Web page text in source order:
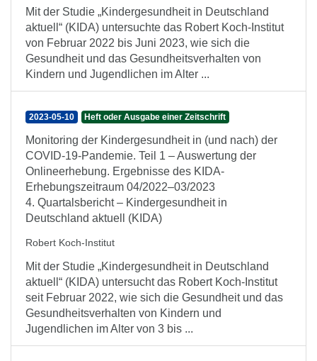
Mit der Studie „Kindergesundheit in Deutschland
aktuell“ (KIDA) untersuchte das Robert Koch-Institut
von Februar 2022 bis Juni 2023, wie sich die
Gesundheit und das Gesundheitsverhalten von
Kindern und Jugendlichen im Alter ...
2023-05-10 Heft oder Ausgabe einer Zeitschrift
Monitoring der Kindergesundheit in (und nach) der
COVID-19-Pandemie. Teil 1 – Auswertung der
Onlineerhebung. Ergebnisse des KIDA-
Erhebungszeitraum 04/2022–03/2023
4. Quartalsbericht – Kindergesundheit in
Deutschland aktuell (KIDA)
Robert Koch-Institut
Mit der Studie „Kindergesundheit in Deutschland
aktuell“ (KIDA) untersucht das Robert Koch-Institut
seit Februar 2022, wie sich die Gesundheit und das
Gesundheitsverhalten von Kindern und
Jugendlichen im Alter von 3 bis ...